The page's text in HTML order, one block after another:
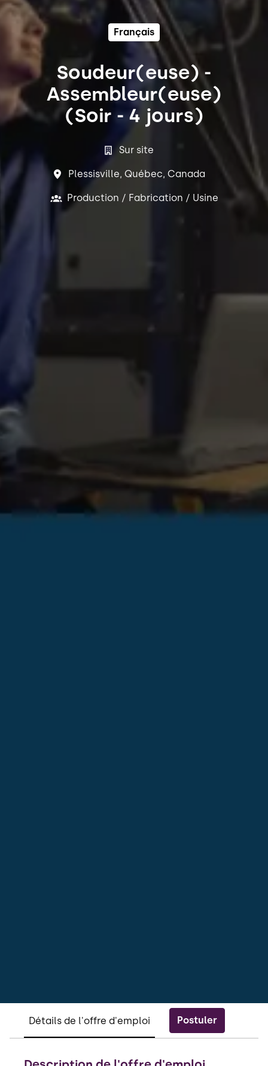
Français
Soudeur(euse) -
Assembleur(euse)
(Soir - 4 jours)
Sur site
Plessisville, Québec, Canada
Production / Fabrication / Usine
Détails de l'offre d'emploi Postuler